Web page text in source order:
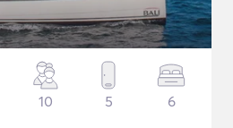
10 5 6